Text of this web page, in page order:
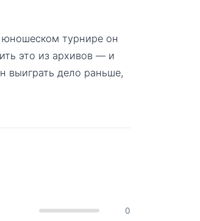
юношеском турнире он
это из архивов — и
выиграть дело раньше,
0